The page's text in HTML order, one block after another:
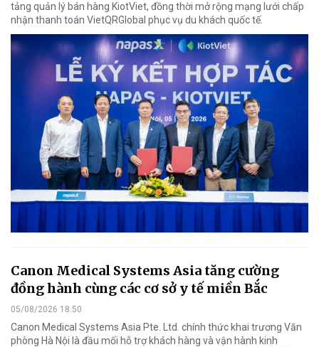
tảng quản lý bán hàng KiotViet, đồng thời mở rộng mạng lưới chấp
nhận thanh toán VietQRGlobal phục vụ du khách quốc tế.
Canon Medical Systems Asia tăng cường
đồng hành cùng các cơ sở y tế miền Bắc
05/08/2026 18:50
Canon Medical Systems Asia Pte. Ltd. chính thức khai trương Văn
phòng Hà Nội là đầu mối hỗ trợ khách hàng và vận hành kinh